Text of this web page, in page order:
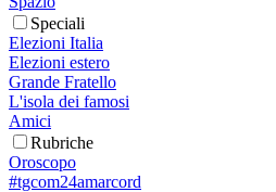
Speciali
Elezioni Italia
Elezioni estero
Grande Fratello
L'isola dei famosi
Amici
Rubriche
Oroscopo
#tgcom24amarcord